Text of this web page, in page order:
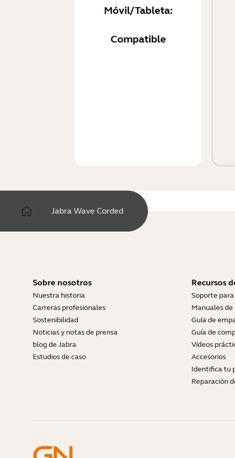
Móvil/Tableta:
Compatible
Jabra Wave Corded
Sobre nosotros
Nuestra historia
Carreras profesionales
Sostenibilidad
Noticias y notas de prensa
blog de Jabra
Estudios de caso
Recursos
Soporte
Manuales de
Guía de
Guía de
Vídeos
Accesorios
Identifica tu
Reparación